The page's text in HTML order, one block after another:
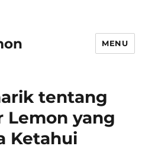
MENU
tentang
Lemon yang
Ketahui